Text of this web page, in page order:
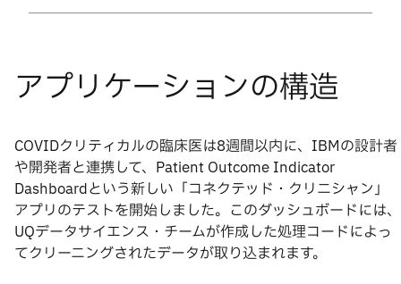
COVIDクリティカルの臨床医は8週間以内に、IBMの設計者
や開発者と連携して、Patient Outcome Indicator
Dashboardという新しい「コネクテッド・クリニシャン」
アプリのテストを開始しました。このダッシュボードには、
UQデータサイエンス・チームが作成した処理コードによっ
てクリーニングされたデータが取り込まれます。